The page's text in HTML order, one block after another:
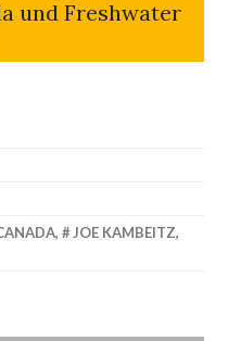
und Freshwater
, JOE KAMBEITZ,